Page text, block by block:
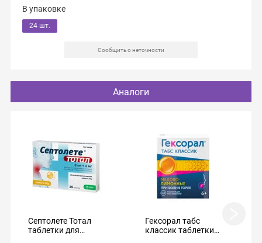
В упаковке
24 шт.
Сообщить о неточности
Аналоги
Септолете Тотал
таблетки для
Гексорал табс
классик таблетки